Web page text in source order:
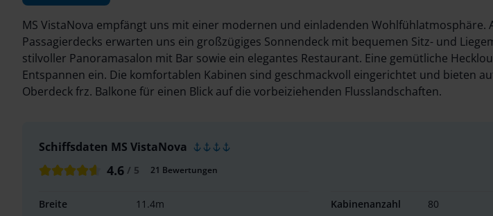
MS VistaNova empfängt uns mit einer modernen und einladenden Wohlfühlatmosphäre.
Passagierdecks erwarten uns ein großzügiges Sonnendeck mit bequemen Sitz- und
stilvoller Panoramasalon mit Bar sowie ein elegantes Restaurant. Eine gemütliche
Entspannen ein. Die komfortablen Kabinen sind geschmackvoll eingerichtet und bieten
Oberdeck frz. Balkone für einen Blick auf die vorbeiziehenden Flusslandschaften.
Schiffsdaten MS VistaNova
4.6 / 5 21 Bewertungen
Breite 11.4m
Kabinenanzahl
80